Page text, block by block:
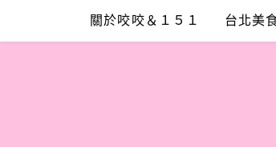
content
關於咬咬＆１５１ 台北美